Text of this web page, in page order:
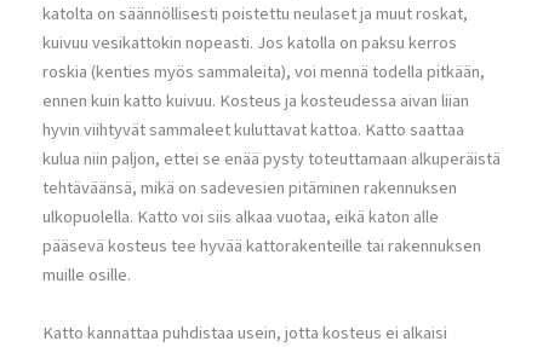
katolta on säännöllisesti poistettu neulaset ja muut roskat,
kuivuu vesikattokin nopeasti. Jos katolla on paksu kerros
roskia (kenties myös sammaleita), voi mennä todella pitkään,
ennen kuin katto kuivuu. Kosteus ja kosteudessa aivan liian
hyvin viihtyvät sammaleet kuluttavat kattoa. Katto saattaa
kulua niin paljon, ettei se enää pysty toteuttamaan alkuperäistä
tehtäväänsä, mikä on sadevesien pitäminen rakennuksen
ulkopuolella. Katto voi siis alkaa vuotaa, eikä katon alle
pääsevä kosteus tee hyvää kattorakenteille tai rakennuksen
muille osille.
Katto kannattaa puhdistaa usein, jotta kosteus ei alkaisi